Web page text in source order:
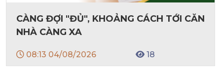
CÀNG ĐỢI "ĐỦ", KHOẢNG CÁCH TỚI CĂN
NHÀ CÀNG XA
08:13 04/08/2026 18